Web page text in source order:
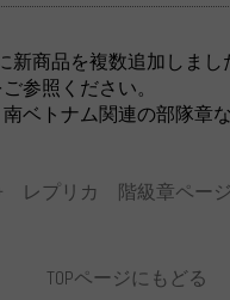
新商品を複数追加しま
参照ください。
ベトナム関連の部隊章
レプリカ 階級章ページ
TOPページにもどる